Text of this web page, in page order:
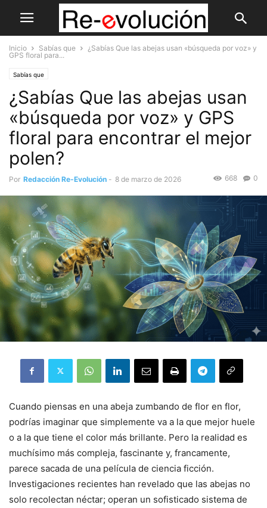
Inicio Sabías que
¿Sabías Que las abejas usan «búsqueda por voz» y
GPS floral para...
Sabías que
¿Sabías Que las abejas usan
«búsqueda por voz» y GPS
floral para encontrar el mejor
polen?
Por Redacción Re-Evolución - 8 de marzo de 2026 0
668
Cuando piensas en una abeja zumbando de flor en flor,
podrías imaginar que simplemente va a la que mejor huele
o a la que tiene el color más brillante. Pero la realidad es
muchísimo más compleja, fascinante y, francamente,
parece sacada de una película de ciencia ficción.
Investigaciones recientes han revelado que las abejas no
solo recolectan néctar; operan un sofisticado sistema de